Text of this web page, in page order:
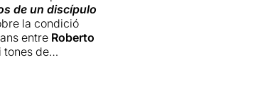
de un discípulo
la condició
entre Roberto
tones de